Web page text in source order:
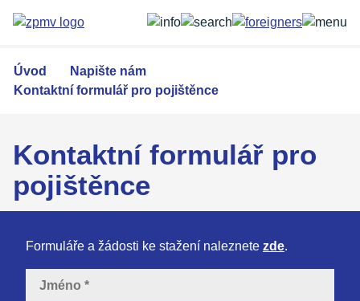
obsahu
Úvod
Napište nám
Kontaktní formulář pro pojištěnce
Kontaktní formulář pro
pojištěnce
Formuláře a žádosti ke stažení naleznete zde.
Jméno